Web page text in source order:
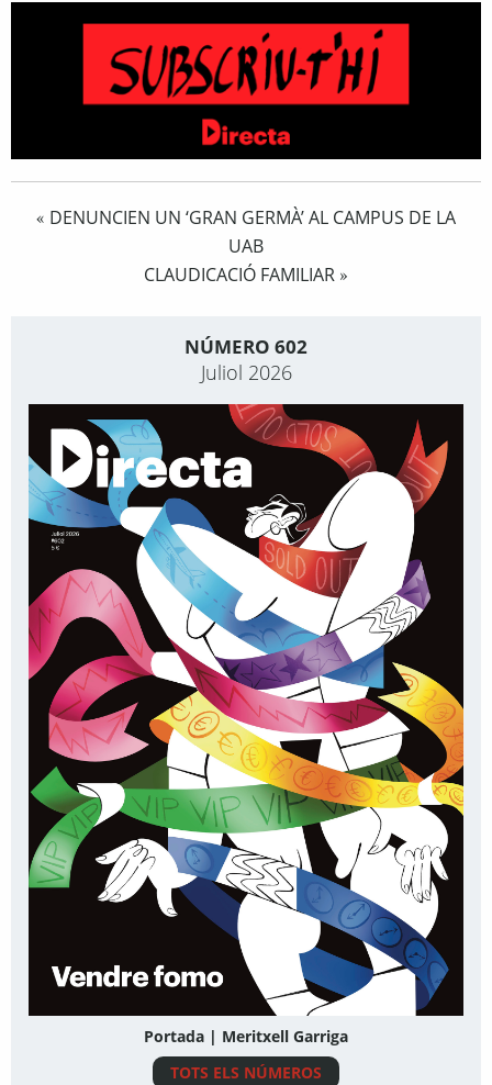
« DENUNCIEN UN ‘GRAN GERMÀ’ AL CAMPUS DE LA
UAB
CLAUDICACIÓ FAMILIAR »
NÚMERO 602
Juliol 2026
Portada | Meritxell Garriga
TOTS ELS NÚMEROS